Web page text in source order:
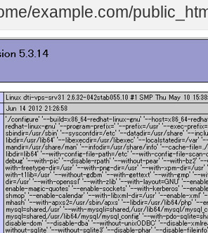
example.com/